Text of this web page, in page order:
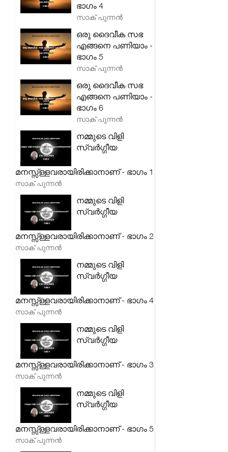
ഭാഗം 4
സാക് പുന്നൻ
ഒരു ദൈവീക സഭ
എങ്ങനെ പണിയാം -
ഭാഗം 5
സാക് പുന്നൻ
ഒരു ദൈവീക സഭ
എങ്ങനെ പണിയാം -
ഭാഗം 6
സാക് പുന്നൻ
നമ്മുടെ വിളി
സ്വർഗ്ഗീയ
മനസ്സ്ള്ളവരായിരിക്കാനാണ് - ഭാഗം 1
സാക് പുന്നൻ
നമ്മുടെ വിളി
സ്വർഗ്ഗീയ
മനസ്സ്ള്ളവരായിരിക്കാനാണ് - ഭാഗം 2
സാക് പുന്നൻ
നമ്മുടെ വിളി
സ്വർഗ്ഗീയ
മനസ്സ്ള്ളവരായിരിക്കാനാണ് - ഭാഗം 4
സാക് പുന്നൻ
നമ്മുടെ വിളി
സ്വർഗ്ഗീയ
മനസ്സ്ള്ളവരായിരിക്കാനാണ് - ഭാഗം 3
സാക് പുന്നൻ
നമ്മുടെ വിളി
സ്വർഗ്ഗീയ
മനസ്സ്ള്ളവരായിരിക്കാനാണ് - ഭാഗം 5
സാക് പുന്നൻ